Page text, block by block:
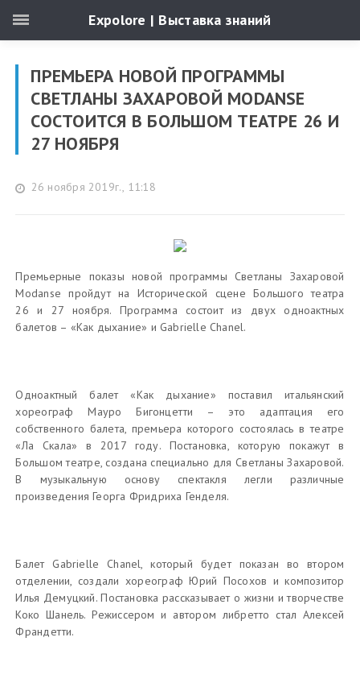
ПРЕМЬЕРА НОВОЙ ПРОГРАММЫ
СВЕТЛАНЫ ЗАХАРОВОЙ MODANSE
СОСТОИТСЯ В БОЛЬШОМ ТЕАТРЕ 26 И
27 НОЯБРЯ
26 ноября 2019г., 11:18
Премьерные показы новой программы Светланы Захаровой
Modanse пройдут на Исторической сцене Большого театра
26 и 27 ноября. Программа состоит из двух одноактных
балетов – «Как дыхание» и Gabrielle Chanel.
Одноактный балет «Как дыхание» поставил итальянский
хореограф Мауро Бигонцетти – это адаптация его
собственного балета, премьера которого состоялась в театре
«Ла Скала» в 2017 году. Постановка, которую покажут в
Большом театре, создана специально для Светланы Захаровой.
В музыкальную основу спектакля легли различные
произведения Георга Фридриха Генделя.
Балет Gabrielle Chanel, который будет показан во втором
отделении, создали хореограф Юрий Посохов и композитор
Илья Демуцкий. Постановка рассказывает о жизни и творчестве
Коко Шанель. Режиссером и автором либретто стал Алексей
Франдетти.
Expolore | Выставка знаний